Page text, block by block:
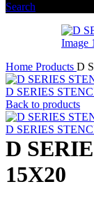
Search
Home Products D
D SERIES
Back to products
D SERIES
D
15X20